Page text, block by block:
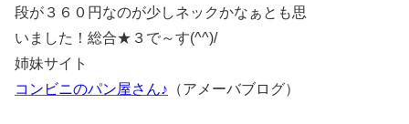
段が３６０円なのが少しネックかなぁとも思
いました！総合★３で～す(^^)/
姉妹サイト
コンビニのパン屋さん♪ （アメーバブログ）